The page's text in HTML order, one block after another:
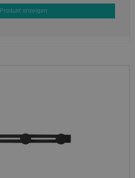
Produkt anzeigen